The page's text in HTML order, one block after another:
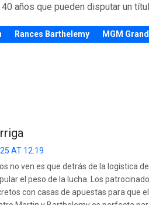
años que pueden disputar un
Rances Barthelemy MGM Grand
AT 12:19
no ven es que detrás de la logística
el peso de la lucha. Los
con casas de apuestas para que